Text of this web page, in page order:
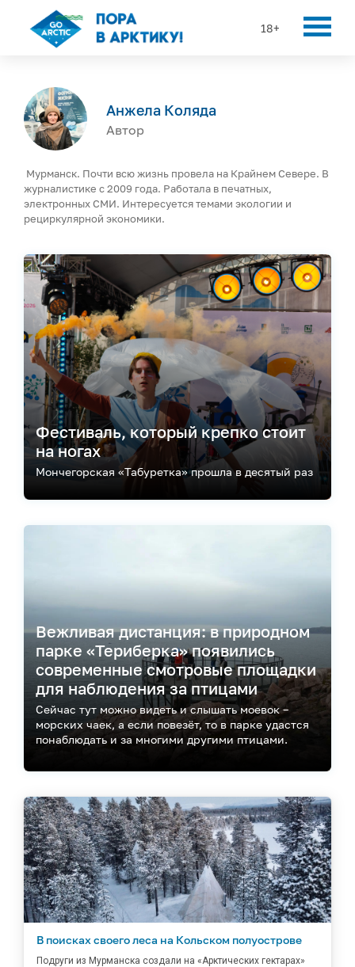
18+
Анжела Коляда
Автор
Мурманск. Почти всю жизнь провела на Крайнем Севере. В
журналистике с 2009 года. Работала в печатных,
электронных СМИ. Интересуется темами экологии и
рециркулярной экономики.
Фестиваль, который крепко стоит
на ногах
Мончегорская «Табуретка» прошла в десятый раз
Вежливая дистанция: в природном
парке «Териберка» появились
современные смотровые площадки
для наблюдения за птицами
Сейчас тут можно видеть и слышать моевок –
морских чаек, а если повезёт, то в парке удастся
понаблюдать и за многими другими птицами.
Есть также второе, третье и четвёртое (все очень
В поисках своего леса на Кольском полуострове
Подруги из Мурманска создали на «Арктических гектарах»